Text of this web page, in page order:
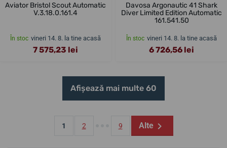
Aviator Bristol Scout Automatic
V.3.18.0.161.4
În stoc vineri 14. 8. la tine acasă
7 575,23 lei
Davosa Argonautic 41 Shark
Diver Limited Edition Automatic
161.541.50
În stoc vineri 14. 8. la tine acasă
6 726,56 lei
Afișează mai multe 60
1 2 9 Alte